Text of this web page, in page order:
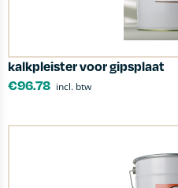
kalkpleister voor gipsplaat
€96.78 incl. btw